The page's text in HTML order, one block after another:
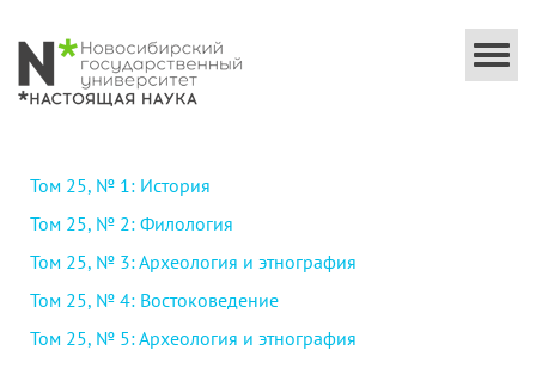
Том 25, № 1: История
Том 25, № 2: Филология
Том 25, № 3: Археология и этнография
Том 25, № 4: Востоковедение
Том 25, № 5: Археология и этнография